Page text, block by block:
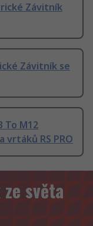
Závitník
Závitník se
To M12
vrtáků RS PRO
světa